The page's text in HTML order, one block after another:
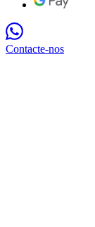
Contacte-nos